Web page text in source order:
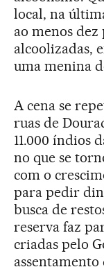
local, na
ao menos dez
alcoolizadas,
uma menina
A cena se
ruas de
11.000 índios
no que se
com o
para pedir
busca de
reserva faz
criadas pelo